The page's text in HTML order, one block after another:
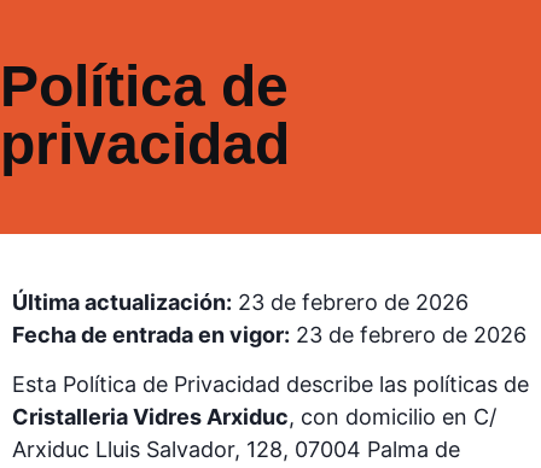
Política de
privacidad
Última actualización: 23 de febrero de 2026
Fecha de entrada en vigor: 23 de febrero de 2026
Esta Política de Privacidad describe las políticas de
Cristalleria Vidres Arxiduc, con domicilio en C/
Arxiduc Lluis Salvador, 128, 07004 Palma de